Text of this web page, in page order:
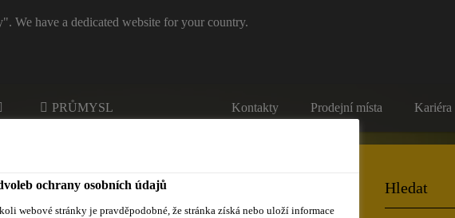
We have a dedicated website for your country.
PRŮMYSL Kontakty Prodejní místa Kariéra
ochrany osobních údajů
webové stránky je pravděpodobné, že stránka získá nebo uloží informace